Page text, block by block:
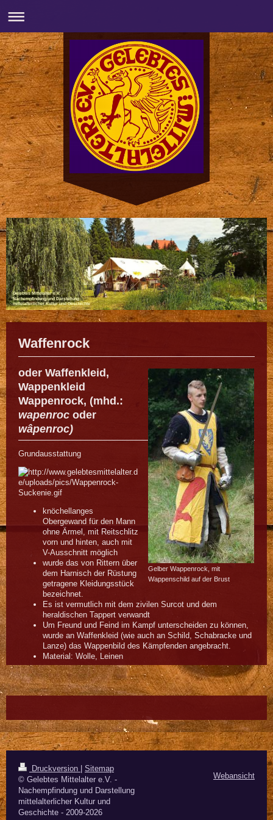
Gelebtes Mittelalter e.V.
Nachempfindung und Darstellung
mittelalterlicher Kultur und Geschichte
Waffenrock
Gelber Wappenrock, mit
Wappenschild auf der Brust
oder Waffenkleid ,
Wappenkleid
Wappenrock, (mhd.:
wapenroc oder
wâpenroc)
Grundausstattung
knöchellanges
Obergewand für den Mann
ohne Ärmel, mit Reitschlitz
vorn und hinten, auch mit
V-Ausschnitt möglich
wurde das von Rittern über
dem Harnisch der Rüstung
getragene Kleidungsstück
bezeichnet.
Es ist vermutlich mit dem zivilen Surcot und dem
heraldischen Tappert verwandt
Um Freund und Feind im Kampf unterscheiden zu können,
wurde an Waffenkleid (wie auch an Schild, Schabracke und
Lanze) das Wappenbild des Kämpfenden angebracht.
Material: Wolle, Leinen
Druckversion
Sitemap
© Gelebtes Mittelalter e.V. -
Nachempfindung und Darstellung
mittelalterlicher Kultur und
Geschichte - 2009-2026
Webansicht